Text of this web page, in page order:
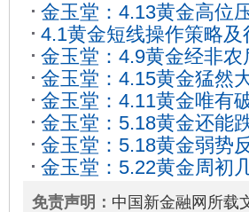
金玉堂：4.13黄金高位
如何把握？2023-04-13
4.1黄金短线操作策略及
金玉堂：4.9黄金经非
析！2023-04-09
金玉堂：4.15黄金猛然
析2023-04-15
金玉堂：4.11黄金唯有
如何把握？2023-04-11
金玉堂：5.18黄金还能
如何把握?2023-05-18
金玉堂：5.18黄金弱势
进场点位如何把握？
金玉堂：5.22黄金周初
点位又该如何把握？
免责声明： 中国新金融网所载